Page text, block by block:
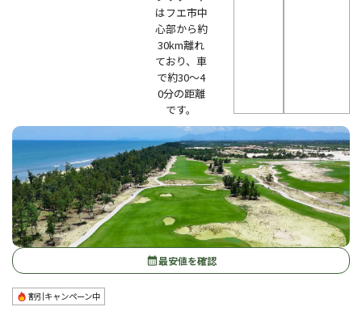
はフエ市中
心部から約
30km離れ
ており、車
で約30〜4
0分の距離
です。
calendar_month最安値を確認
割引キャンペーン中